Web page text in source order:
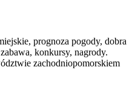
prognoza pogody, dobra
konkursy, nagrody.
zachodniopomorskiem